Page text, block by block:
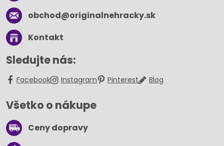
obchod​@originalnehracky​.sk
Kontakt
Sledujte nás:
Facebook Instagram Pinterest Blog
Všetko o nákupe
Ceny dopravy